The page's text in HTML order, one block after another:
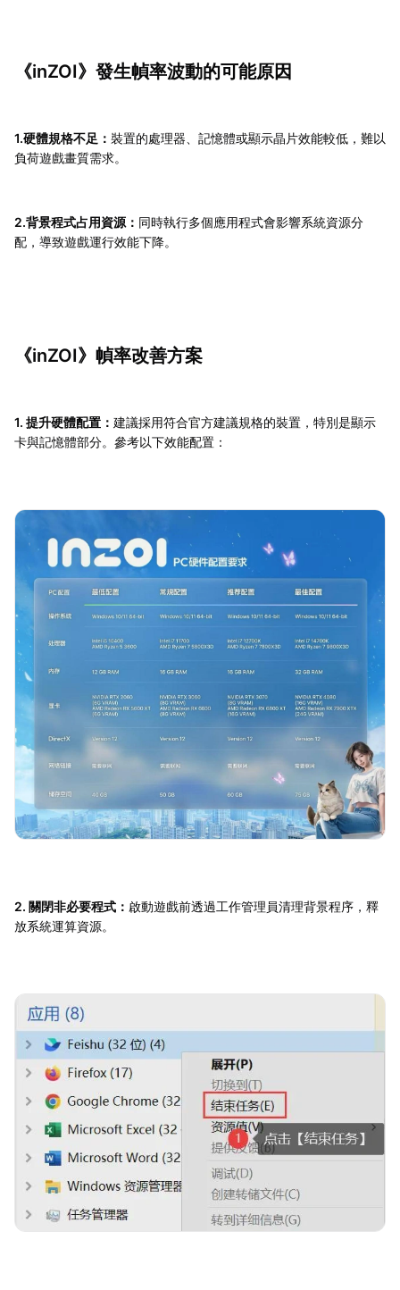
《inZOI》發生幀率波動的可能原因
1.硬體規格不足： 裝置的處理器、記憶體或顯示晶片效能較低，難以
負荷遊戲畫質需求。
2.背景程式占用資源： 同時執行多個應用程式會影響系統資源分
配，導致遊戲運行效能下降。
《inZOI》幀率改善方案
1. 提升硬體配置： 建議採用符合官方建議規格的裝置，特別是顯示
卡與記憶體部分。參考以下效能配置：
2. 關閉非必要程式： 啟動遊戲前透過工作管理員清理背景程序，釋
放系統運算資源。